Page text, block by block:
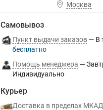
Москва
Самовывоз
Пункт выдачи заказов В
Бесплатно
Помощь менеджера
Индивидуально
Курьер
Доставка в пределах